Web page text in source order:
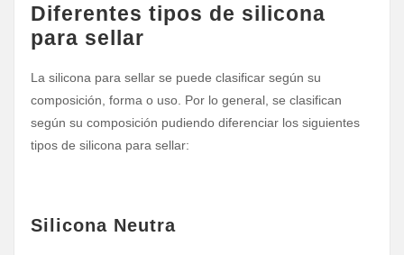
Diferentes tipos de silicona
para sellar
La silicona para sellar se puede clasificar según su
composición, forma o uso. Por lo general, se clasifican
según su composición pudiendo diferenciar los siguientes
tipos de silicona para sellar:
Silicona Neutra